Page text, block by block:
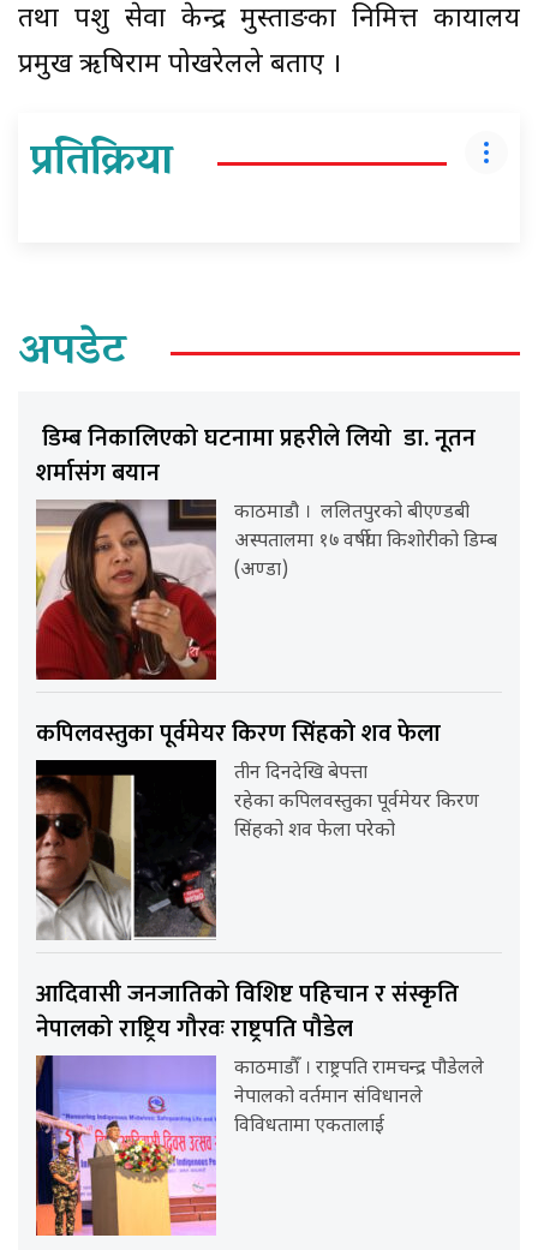
तथा पशु सेवा केन्द्र मुस्ताङका निमित्त कार्यालय
प्रमुख ऋषिराम पोखरेलले बताए ।
प्रतिक्रिया
अपडेट
डिम्ब निकालिएको घटनामा प्रहरीले लियो डा. नूतन
शर्मासंग बयान
काठमाडौ । ललितपुरको बीएण्डबी
अस्पतालमा १७ वर्षीया किशोरीको डिम्ब
(अण्डा)
कपिलवस्तुका पूर्वमेयर किरण सिंहको शव फेला
तीन दिनदेखि बेपत्ता
रहेका कपिलवस्तुका पूर्वमेयर किरण
सिंहको शव फेला परेको
आदिवासी जनजातिको विशिष्ट पहिचान र संस्कृति
नेपालको राष्ट्रिय गौरवः राष्ट्रपति पौडेल
काठमाडौँ । राष्ट्रपति रामचन्द्र पौडेलले
नेपालको वर्तमान संविधानले
विविधतामा एकतालाई